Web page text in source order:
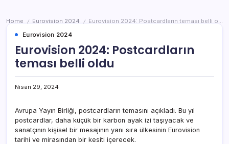
Home / Eurovision 2024 /
Eurovision 2024: Postcardların teması belli oldu
Eurovision 2024
Eurovision 2024: Postcardların
teması belli oldu
Nisan 29, 2024
Avrupa Yayın Birliği, postcardların temasını açıkladı. Bu yıl
postcardlar, daha küçük bir karbon ayak izi taşıyacak ve
sanatçının kişisel bir mesajının yanı sıra ülkesinin Eurovision
tarihi ve mirasından bir kesiti içerecek.